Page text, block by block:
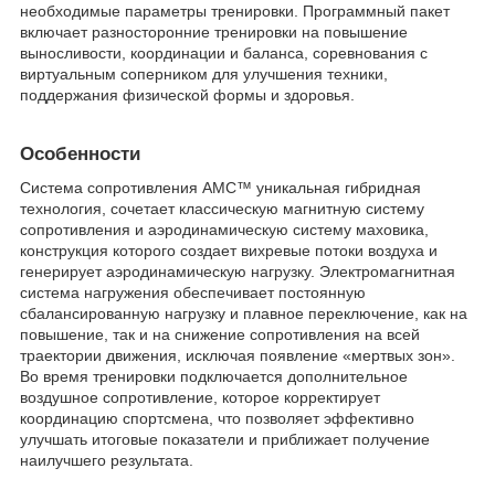
необходимые параметры тренировки. Программный пакет
включает разносторонние тренировки на повышение
выносливости, координации и баланса, соревнования с
виртуальным соперником для улучшения техники,
поддержания физической формы и здоровья.
Особенности
Система сопротивления АMC™ уникальная гибридная
технология, сочетает классическую магнитную систему
сопротивления и аэродинамическую систему маховика,
конструкция которого создает вихревые потоки воздуха и
генерирует аэродинамическую нагрузку. Электромагнитная
система нагружения обеспечивает постоянную
сбалансированную нагрузку и плавное переключение, как на
повышение, так и на снижение сопротивления на всей
траектории движения, исключая появление «мертвых зон».
Во время тренировки подключается дополнительное
воздушное сопротивление, которое корректирует
координацию спортсмена, что позволяет эффективно
улучшать итоговые показатели и приближает получение
наилучшего результата.